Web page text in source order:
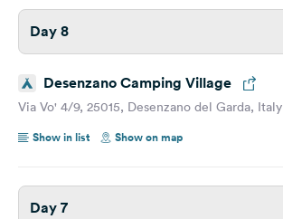
Day 8
Desenzano Camping Village
Via Vo' 4/9, 25015, Desenzano del Garda, Italy
Show in list
Show on map
Day 7